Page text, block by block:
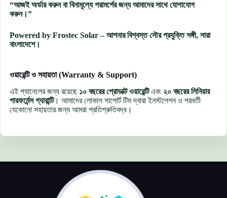
“আজই অর্ডার করুন বা বিনামূল্যে পরামর্শের জন্য আমাদের সাথে যোগাযোগ
করুন।”
Powered by Frostec Solar – আপনার বিশ্বস্ত সৌর প্রযুক্তি সঙ্গী, সারা
বাংলাদেশে।
ওয়ারেন্টি ও সহায়তা (Warranty & Support)
এই প্যানেলের জন্য রয়েছে ১০ বছরের প্রোডাক্ট ওয়ারেন্টিএবং ২০ বছরের লিনিয়ার
পারফর্মেন্স গ্যারান্টি। আমাদের লোকাল সাপোর্ট টিম দ্বারা ইনস্টলেশন ও পরবর্তী
যেকোনো সহায়তার জন্য আমরা প্রতিশ্রুতিবদ্ধ।